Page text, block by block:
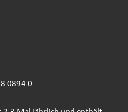
0894 0